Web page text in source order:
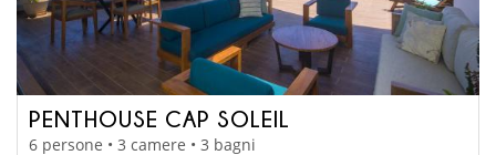
PENTHOUSE CAP SOLEIL
6 persone • 3 camere • 3 bagni